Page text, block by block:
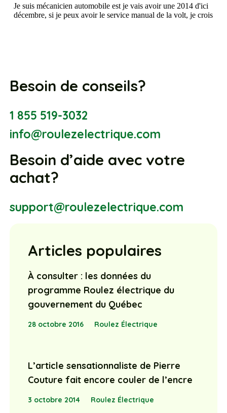
Besoin de conseils?
1 855 519-3032
info@roulezelectrique.com
Besoin d’aide avec votre
achat?
support@roulezelectrique.com
Articles populaires
À consulter : les données du
programme Roulez électrique du
gouvernement du Québec
28 octobre 2016 Roulez Électrique
L’article sensationnaliste de Pierre
Couture fait encore couler de l’encre
3 octobre 2014 Roulez Électrique